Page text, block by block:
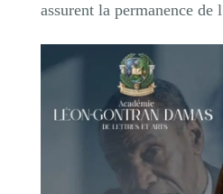
assurent la permanence de